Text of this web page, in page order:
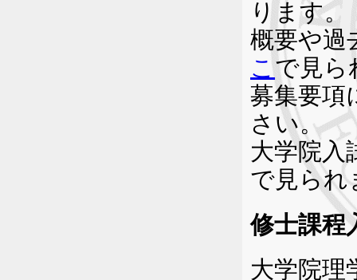
ります。
概要や過
こで見ら
募集要項
さい。
大学院入
で見られ
修士課程
大学院理